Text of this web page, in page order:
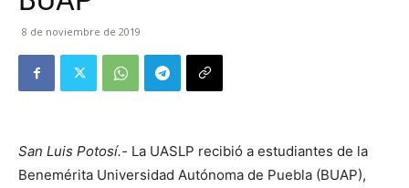
8 de noviembre de 2019
San Luis Potosí.- La UASLP recibió a estudiantes de la
Benemérita Universidad Autónoma de Puebla (BUAP),